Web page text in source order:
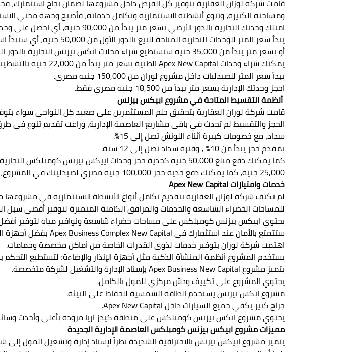
قامت شركة لوزان العقارية بتوفير كل الفرص داخل مشروعها لضمان نجاح استثمارك،
ومساحته الكبيرة، وتنوع أنشطته الاستثمارية وتكامل خدماته، فأصبح وجهة محبي
امتلك وحدتك التجارية بالدور الأرضي بسعر متر يبدأ من 90,000 جنيه، أي احصل على وحدتك بمبلغ 2,070,000 جنيه فقط.
يبدأ سعر المتر للوحدات التجارية المتاحة للبيع بالدور الأول من 50,000 جنيه، أي ستبدأ استثمارك بـ 1,500,000 جنيه فقط.
أو بسعر متر يبدأ من 35,000 جنيه ستستطيع شراء محلات ابكس بيزنس التجارية بالدور الثاني والثالث، بمبلغ 1,200,000 جنيه.
يمكنك شراء وحدات Apex New Capital الطبية بسعر متر يبدأ من 22,000 جنيه بالتشطيبات والتكيفات.
يبدأ سعر المتر للصيدليات داخل مشروع لوزان من 150,000 جنيه مصري.
احجز وحدتك الإدارية بسعر متر يبدأ من 18,500 جنيه مصري فقط.
أنظمة التقسيط المتاحة في مشروع ابيكس بيزنس
قامت شركة لوزان العقارية بتحقيق حلم المستثمرين على صعيد كل النواحي سواء
الحجز والتقسيط لم تحدث في باقي مشاريع العاصمة الإدارية، وراعت تقديم تنوع في
سداد، مع خصومات كبيرة أثناء اللونش تصل إلى 15%.
بمقدم حجز يبدأ من 10% ، وفترة سداد تصل إلى 12 سنة.
25,000 جنيه، كما يمكنك دفع جدية حجز 100,000 جنيه مصري لصيدليتك في المشروع، ويمكنك استرداد المبلغ بالكامل في حالة تغيير رأيك بدون أي خصومات.
خدمات وامتيازات Apex New Capital
للمساحات الخضراء الشاسعة والخدمات والمرافق الكاملة المتميزة لتوفير أقصى
يحتوي ابيكس بيزنس كومبلكس على مساحات خضراء شاسعة ونوافير مياه لتوفير
ستتمتع بالأمان عند استثمارك في Apex Business Complex New Capital بفضل أجهزة المراقبة الحديثة.
اهتمت شركة لوزان بتوفير خدمات لذوي القدرات الخاصة من أماكن مخصصة وحمامات.
يستخدم المشروع أنظمة المنشأة الذكية مثل أجهزة الإنذار والإضاءة؛ لتستطيع
يتميز مشروع Apex Business New Capital بإسناد الإدارة والتشغيل لشركة متخصصة.
يحتوي المشروع على تكييف ودش مركزي للمول بالكامل.
مشروع ابكس بيزنس يستخدم الطاقة الشمسية للحفاظ على البيئة.
جراج كبير يكفي جميع السيارات داخل Apex New Capital.
يحتوي مشروع ابكس بيزنس كومبلكس على منطقة كيدز اريا مزودة بأعلى وأحدث
مميزات مشروع ابيكس بيزنس كومبلكس العاصمة الإدارية الجديدة
يتميز مشروع ابيكس بيزنس بالاحترافية الشديدة نظراً لإسناد إدارة وتشغيل المول